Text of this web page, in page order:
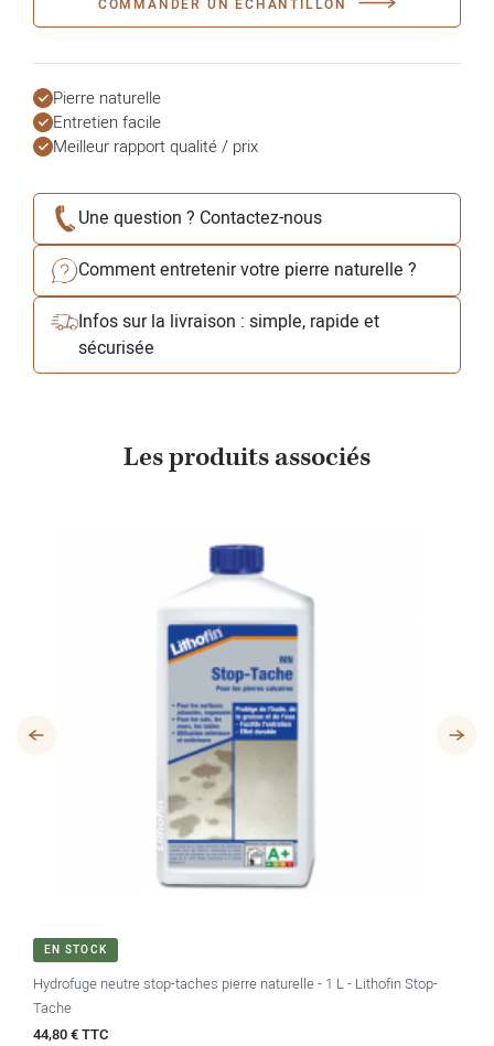
COMMANDER UN ÉCHANTILLON
Pierre naturelle
Entretien facile
Meilleur rapport qualité / prix
Une question ? Contactez-nous
Comment entretenir votre pierre naturelle ?
Infos sur la livraison : simple, rapide et
sécurisée
Les produits associés
EN STOCK
Hydrofuge neutre stop-taches pierre naturelle - 1 L - Lithofin Stop-
Tache
Prix
44,80 € TTC